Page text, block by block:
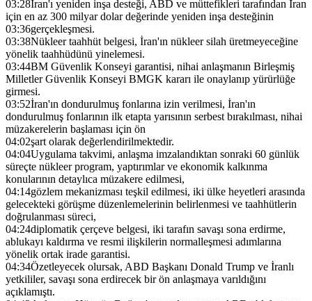
03:28İran'ı yeniden inşa desteği, ABD ve müttefikleri tarafından İran
için en az 300 milyar dolar değerinde yeniden inşa desteğinin
03:36gerçekleşmesi.
03:38Nükleer taahhüt belgesi, İran'ın nükleer silah üretmeyeceğine
yönelik taahhüdünü yinelemesi.
03:44BM Güvenlik Konseyi garantisi, nihai anlaşmanın Birleşmiş
Milletler Güvenlik Konseyi BMGK kararı ile onaylanıp yürürlüğe
girmesi.
03:52İran'ın dondurulmuş fonlarına izin verilmesi, İran'ın
dondurulmuş fonlarının ilk etapta yarısının serbest bırakılması, nihai
müzakerelerin başlaması için ön
04:02şart olarak değerlendirilmektedir.
04:04Uygulama takvimi, anlaşma imzalandıktan sonraki 60 günlük
süreçte nükleer program, yaptırımlar ve ekonomik kalkınma
konularının detaylıca müzakere edilmesi,
04:14gözlem mekanizması teşkil edilmesi, iki ülke heyetleri arasında
gelecekteki görüşme düzenlemelerinin belirlenmesi ve taahhütlerin
doğrulanması süreci,
04:24diplomatik çerçeve belgesi, iki tarafın savaşı sona erdirme,
ablukayı kaldırma ve resmi ilişkilerin normalleşmesi adımlarına
yönelik ortak irade garantisi.
04:34Özetleyecek olursak, ABD Başkanı Donald Trump ve İranlı
yetkililer, savaşı sona erdirecek bir ön anlaşmaya varıldığını
açıklamıştı.